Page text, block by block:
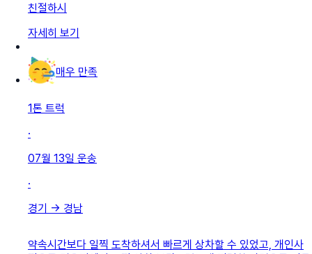
친절하시
자세히 보기
매우 만족
1톤 트럭
·
07월 13일 운송
·
경기 → 경남
약속시간보다 일찍 도착하셔서 빠르게 상차할 수 있었고, 개인사